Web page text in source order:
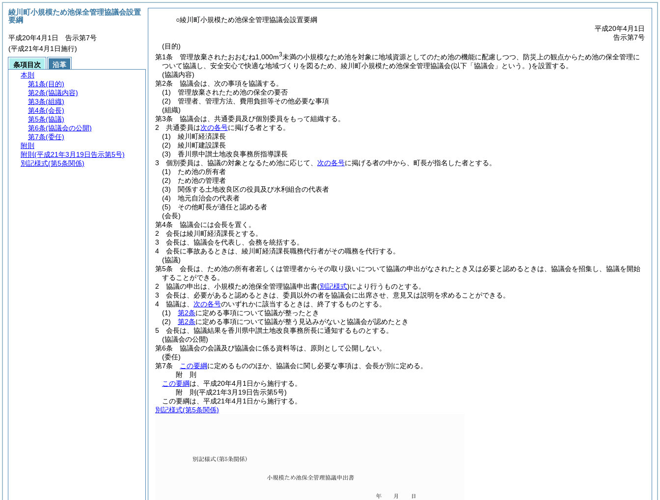
○綾川町小規模ため池保全管理協議会設置要綱
平成20年4月1日
告示第7号
(目的)
第1条
管理放棄されたおおむね1,000m3未満の小規模なため池を対象に地域資源としてのため池の機能に配慮しつつ、防災上の観点からため池の保全管理に
ついて協議し、安全安心で快適な地域づくりを図るため、綾川町小規模ため池保全管理協議会(以下「協議会」という。)を設置する。
(協議内容)
第2条
協議会は、次の事項を協議する。
(1)
管理放棄されたため池の保全の要否
(2)
管理者、管理方法、費用負担等その他必要な事項
(組織)
第3条
協議会は、共通委員及び個別委員をもって組織する。
2
共通委員は次の各号に掲げる者とする。
(1)
綾川町経済課長
(2)
綾川町建設課長
(3)
香川県中讃土地改良事務所指導課長
3
個別委員は、協議の対象となるため池に応じて、 次の各号に掲げる者の中から、町長が指名した者とする。
(1)
ため池の所有者
(2)
ため池の管理者
(3)
関係する土地改良区の役員及び水利組合の代表者
(4)
地元自治会の代表者
(5)
その他町長が適任と認める者
(会長)
第4条
協議会には会長を置く。
2
会長は綾川町経済課長とする。
3
会長は、協議会を代表し、会務を統括する。
4
会長に事故あるときは、綾川町経済課長職務代行者がその職務を代行する。
(協議)
第5条
会長は、ため池の所有者若しくは管理者からその取り扱いについて協議の申出がなされたとき又は必要と認めるときは、協議会を招集し、協議を開始
することができる。
2
協議の申出は、小規模ため池保全管理協議申出書(別記様式)により行うものとする。
3
会長は、必要があると認めるときは、委員以外の者を協議会に出席させ、意見又は説明を求めることができる。
4
協議は、 次の各号のいずれかに該当するときは、終了するものとする。
(1)
第2条に定める事項について協議が整ったとき
(2)
第2条に定める事項について協議が整う見込みがないと協議会が認めたとき
5
会長は、協議結果を香川県中讃土地改良事務所長に通知するものとする。
(協議会の公開)
第6条
協議会の会議及び協議会に係る資料等は、原則として公開しない。
(委任)
第7条
この要綱に定めるもののほか、協議会に関し必要な事項は、会長が別に定める。
附 則
この要綱は、平成20年4月1日から施行する。
附 則(平成21年3月19日告示第5号)
この要綱は、平成21年4月1日から施行する。
別記様式(第5条関係)
綾川町小規模ため池保全管理協議会設置
要綱
平成20年4月1日 告示第7号
(平成21年4月1日施行)
条項目次
沿革
本則
第1条(目的)
第2条(協議内容)
第3条(組織)
第4条(会長)
第5条(協議)
第6条(協議会の公開)
第7条(委任)
附則
附則 (平成21年3月19日告示第5号)
別記様式(第5条関係)